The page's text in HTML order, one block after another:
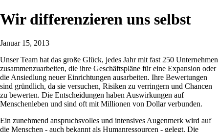
Wir differenzieren uns selbst
Januar 15, 2013
Unser Team hat das große Glück, jedes Jahr mit fast 250 Unternehmen
zusammenzuarbeiten, die ihre Geschäftspläne für eine Expansion oder
die Ansiedlung neuer Einrichtungen ausarbeiten. Ihre Bewertungen
sind gründlich, da sie versuchen, Risiken zu verringern und Chancen
zu bewerten. Die Entscheidungen haben Auswirkungen auf
Menschenleben und sind oft mit Millionen von Dollar verbunden.
Ein zunehmend anspruchsvolles und intensives Augenmerk wird auf
die Menschen - auch bekannt als Humanressourcen - gelegt. Die